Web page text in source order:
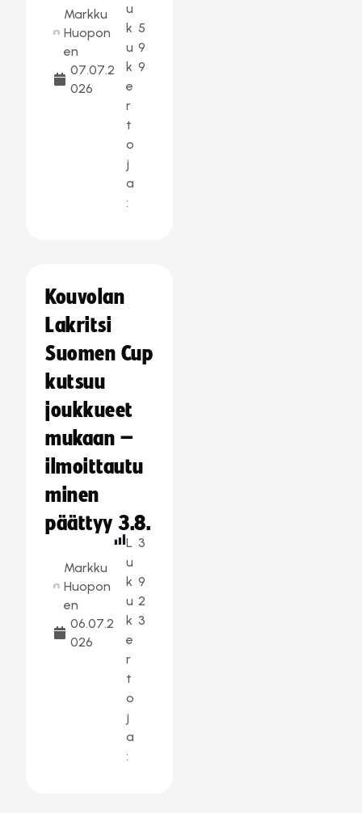
Markku
Huopon
en
07.07.2
026
u
k
u
k
e
r
t
o
j
a
:
5
9
9
Kouvolan
Lakritsi
Suomen Cup
kutsuu
joukkueet
mukaan –
ilmoittautu
minen
päättyy 3.8.
Markku
Huopon
en
06.07.2
026
L
u
k
u
k
e
r
t
o
j
a
:
3
9
2
3